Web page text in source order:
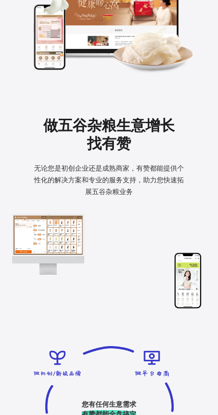
做五谷杂粮生意增长
找有赞
无论您是初创企业还是成熟商家，有赞都能提供个
性化的解决方案和专业的服务支持，助力您快速拓
展五谷杂粮业务
您有任何生意需求